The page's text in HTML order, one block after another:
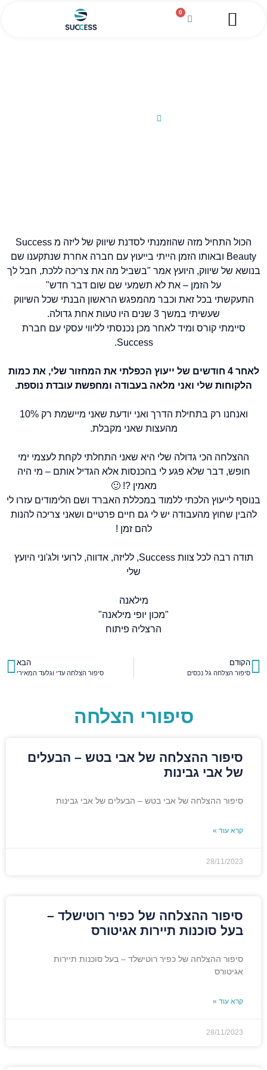
0
הכול התחיל מזה שהוזמנתי לסדנת שיווק של ליזה מ Success
Beauty ובאותו הזמן הייתי בייעוץ עם חברה אחרת שנתקענו שם
בנושא של שיווק, היועץ אמר "בשביל מה את צריכה ללכת, חבל לך
על הזמן – את לא תשמעי שם שום דבר חדש"
התעקשתי בכל זאת וכבר מהמפגש הראשון הבנתי שכל השיווק
שעשיתי במשך 3 שנים היו טעות אחת גדולה.
סיימתי קורס ומיד לאחר מכן נכנסתי לליווי עסקי עם חברת
Success.
לאחר 4 חודשים של ייעוץ הכפלתי את המחזור שלי, את כמות
הלקוחות שלי ואני מלאה בעבודה ומחפשת עובדת נוספת.
ואנחנו רק בתחילת הדרך ואני יודעת שאני מיישמת רק 10%
מהעצות שאני מקבלת.
ההצלחה הכי גדולה שלי היא שאני התחלתי לקחת לעצמי ימי
חופש, דבר שלא פגע לי בהכנסות אלא הגדיל אותם – מי היה
מאמין ?! 🙂
בנוסף לייעוץ הלכתי ללמוד במכללת האברד ושם הלימודים עזרו לי
להבין שחוץ מהעבודה יש לי גם חיים פרטיים ושאני צריכה להנות
להם זמן !
תודה רבה לכל צוות Success, לליזה, אדווה, לרועי ולג'וני היועץ
שלי
מילאנה
"מכון יופי מילאנה"
הרצליה פיתוח
הקודם
סיפור הצלחה גל נכסים
הבא
סיפור הצלחה עדי וגלעד המאירי
סיפורי הצלחה
סיפור ההצלחה של אבי בטש – הבעלים
של אבי גבינות
סיפור ההצלחה של אבי בטש – הבעלים של אבי גבינות
קרא עוד »
28/11/2023
סיפור ההצלחה של כפיר רוטישלד –
בעל סוכנות תיירות אגיטורס
סיפור ההצלחה של כפיר רוטישלד – בעל סוכנות תיירות
אגיטורס
קרא עוד »
28/11/2023